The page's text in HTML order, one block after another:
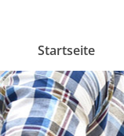
Startseite